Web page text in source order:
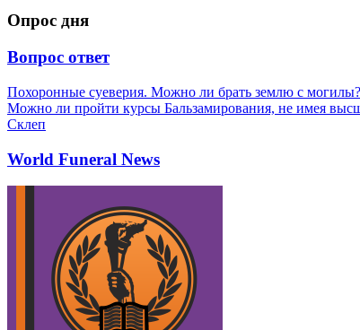
Опрос дня
Вопрос ответ
Похоронные суеверия. Можно ли брать землю с могилы?
Можно ли пройти курсы Бальзамирования, не имея
Склеп
World Funeral News